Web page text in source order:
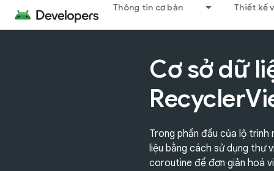
Thông tin cơ bản Thiết kế
Cơ sở dữ
Trong phần đầu của lộ
liệu bằng cách sử dụng thư
coroutine để đơn giản hoá